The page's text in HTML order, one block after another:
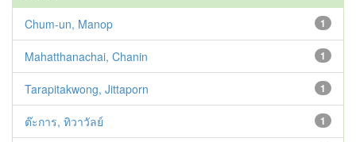
1
Chum-un, Manop
1
Mahatthanachai, Chanin
1
Tarapitakwong, Jittaporn
1
ต๊ะการ, ทิวาวัลย์